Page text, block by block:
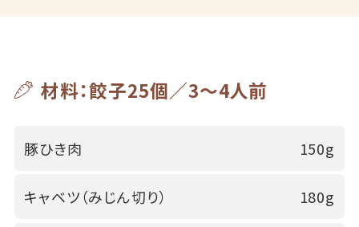
材料：餃子25個／3～4人前
豚ひき肉 150g
キャベツ（みじん切り） 180g